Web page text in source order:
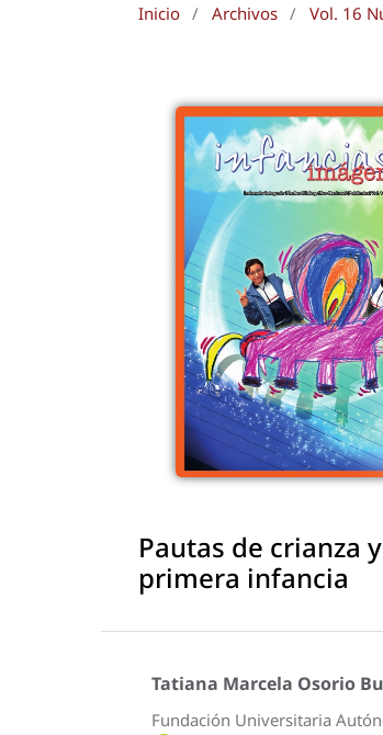
Inicio / Archivos / Vol. 16
Pautas de crianza
primera infancia
Tatiana Marcela Osorio
Fundación Universitaria